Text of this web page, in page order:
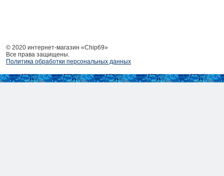
© 2020 интернет-магазин «Chip69»
Все права защищены.
Политика обработки персональных данных